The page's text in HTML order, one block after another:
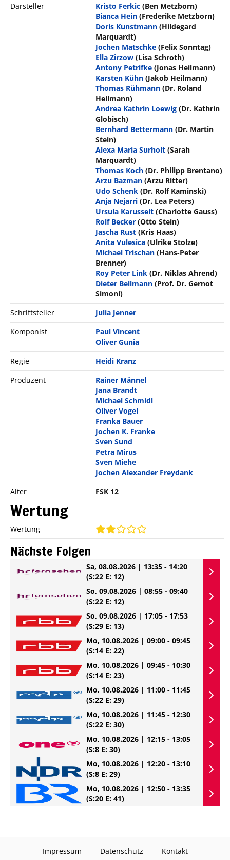
Darsteller
Kristo Ferkic (Ben Metzborn)
Bianca Hein (Frederike Metzborn)
Doris Kunstmann (Hildegard
Marquardt)
Jochen Matschke (Felix Sonntag)
Ella Zirzow (Lisa Schroth)
Antony Petrifke (Jonas Heilmann)
Karsten Kühn (Jakob Heilmann)
Thomas Rühmann (Dr. Roland
Heilmann)
Andrea Kathrin Loewig (Dr. Kathrin
Globisch)
Bernhard Bettermann (Dr. Martin
Stein)
Alexa Maria Surholt (Sarah
Marquardt)
Thomas Koch (Dr. Philipp Brentano)
Arzu Bazman (Arzu Ritter)
Udo Schenk (Dr. Rolf Kaminski)
Anja Nejarri (Dr. Lea Peters)
Ursula Karusseit (Charlotte Gauss)
Rolf Becker (Otto Stein)
Jascha Rust (Kris Haas)
Anita Vulesica (Ulrike Stolze)
Michael Trischan (Hans-Peter
Brenner)
Roy Peter Link (Dr. Niklas Ahrend)
Dieter Bellmann (Prof. Dr. Gernot
Simoni)
Schriftsteller
Julia Jenner
Komponist
Paul Vincent
Oliver Gunia
Regie
Heidi Kranz
Produzent
Rainer Männel
Jana Brandt
Michael Schmidl
Oliver Vogel
Franka Bauer
Jochen K. Franke
Sven Sund
Petra Mirus
Sven Miehe
Jochen Alexander Freydank
Alter
FSK 12
Wertung
Wertung
Nächste Folgen
Sa, 08.08.2026 | 13:35 - 14:20
(S:22 E: 12)
So, 09.08.2026 | 08:55 - 09:40
(S:22 E: 12)
So, 09.08.2026 | 17:05 - 17:53
(S:29 E: 13)
Mo, 10.08.2026 | 09:00 - 09:45
(S:14 E: 22)
Mo, 10.08.2026 | 09:45 - 10:30
(S:14 E: 23)
Mo, 10.08.2026 | 11:00 - 11:45
(S:22 E: 29)
Mo, 10.08.2026 | 11:45 - 12:30
(S:22 E: 30)
Mo, 10.08.2026 | 12:15 - 13:05
(S:8 E: 30)
Mo, 10.08.2026 | 12:20 - 13:10
(S:8 E: 29)
Mo, 10.08.2026 | 12:50 - 13:35
(S:20 E: 41)
Impressum Datenschutz Kontakt